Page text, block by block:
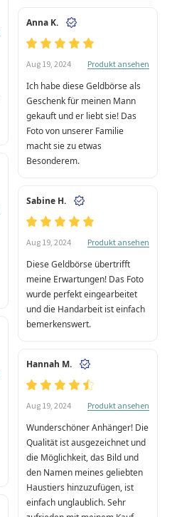
Anna K.
Aug 19, 2024 Produkt ansehen
Ich habe diese Geldbörse als
Geschenk für meinen Mann
gekauft und er liebt sie! Das
Foto von unserer Familie
macht sie zu etwas
Besonderem.
Sabine H.
Aug 19, 2024 Produkt ansehen
Diese Geldbörse übertrifft
meine Erwartungen! Das Foto
wurde perfekt eingearbeitet
und die Handarbeit ist einfach
bemerkenswert.
Hannah M.
Aug 19, 2024 Produkt ansehen
Wunderschöner Anhänger! Die
Qualität ist ausgezeichnet und
die Möglichkeit, das Bild und
den Namen meines geliebten
Haustiers hinzuzufügen, ist
einfach unglaublich. Sehr